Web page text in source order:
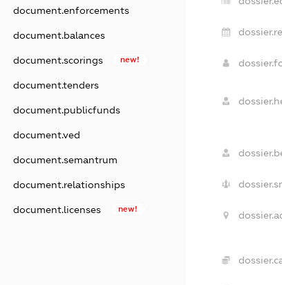
document.enforcements
document.balances
document.scorings new!
document.tenders
document.publicfunds
document.ved
document.semantrum
document.relationships
document.licenses new!